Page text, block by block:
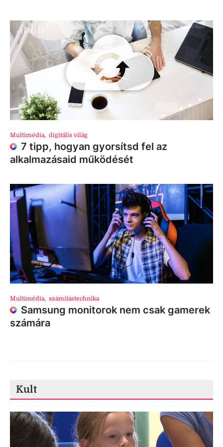
Multimédia, digitális világ
7 tipp, hogyan gyorsítsd fel az
alkalmazásaid működését
Multimédia, számítástechnika
Samsung monitorok nem csak gamerek
számára
Kult